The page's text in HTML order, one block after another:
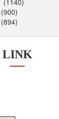
(1140)
(900)
(894)
LINK